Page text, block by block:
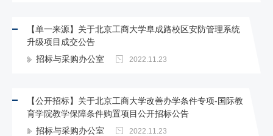
【单一来源】关于北京工商大学阜成路校区安防管理系统
升级项目成交公告
招标与采购办公室
2022.11.23
【公开招标】关于北京工商大学改善办学条件专项-国际教
育学院教学保障条件购置项目公开招标公告
招标与采购办公室
2022.11.23